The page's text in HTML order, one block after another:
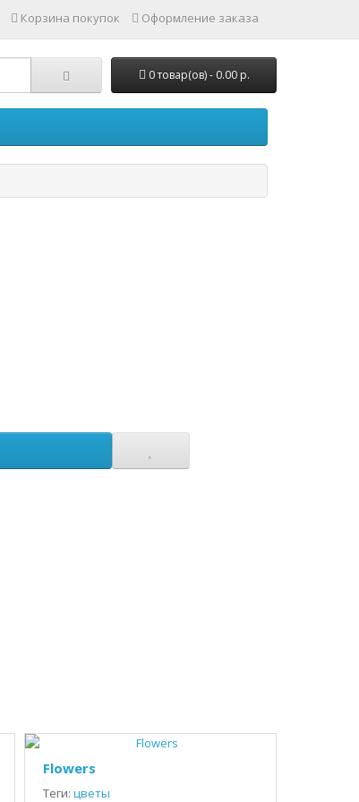
Корзина покупок Оформление заказа
0 товар(ов) - 0.00 р.
Flowers
Теги: цветы